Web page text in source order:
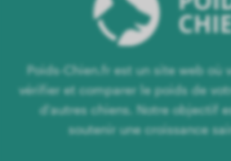
Poids-Chien.fr est un site web où
vérifier et comparer le poids de
d'autres chiens. Notre objectif
soutenir une croissance